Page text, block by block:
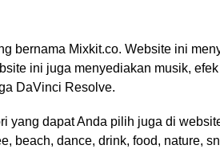
bernama Mixkit.co. Website ini
ini juga menyediakan musik,
DaVinci Resolve.
yang dapat Anda pilih juga di
beach, dance, drink, food, nature,